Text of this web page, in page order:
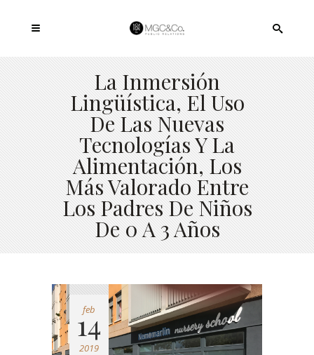
La Inmersión
Lingüística, El Uso
De Las Nuevas
Tecnologías Y La
Alimentación, Los
Más Valorado Entre
Los Padres De Niños
De 0 A 3 Años
feb
14
2019